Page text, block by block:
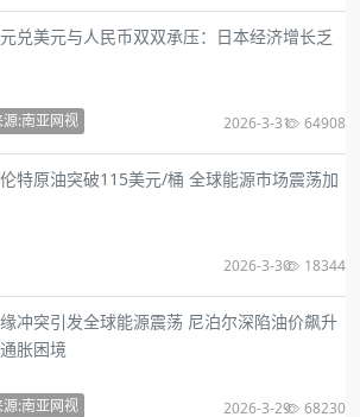
兑美元与人民币双双承压：日本经济增长乏
源:南亚网视 2026-3-31 64908
特原油突破115美元/桶 全球能源市场震荡加
2026-3-30 18344
冲突引发全球能源震荡 尼泊尔深陷油价飙升
胀困境
源:南亚网视 2026-3-29 68230